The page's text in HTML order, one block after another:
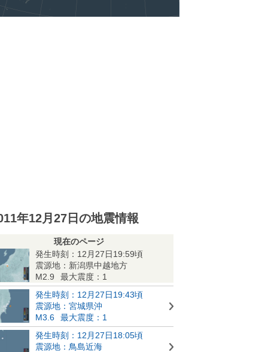
年12月27日の地震情報
現在のページ
発生時刻：12月27日19:59頃
震源地：新潟県中越地方
M2.9
最大震度：1
発生時刻：12月27日19:43頃
震源地：宮城県沖
M3.6
最大震度：1
発生時刻：12月27日18:05頃
震源地：鳥島近海